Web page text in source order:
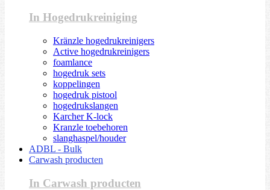
In Hogedrukreiniging
Kränzle hogedrukreinigers
Active hogedrukreinigers
foamlance
hogedruk sets
koppelingen
hogedruk pistool
hogedrukslangen
Karcher K-lock
Kranzle toebehoren
slanghaspel/houder
ADBL - Bulk
Carwash producten
In Carwash producten